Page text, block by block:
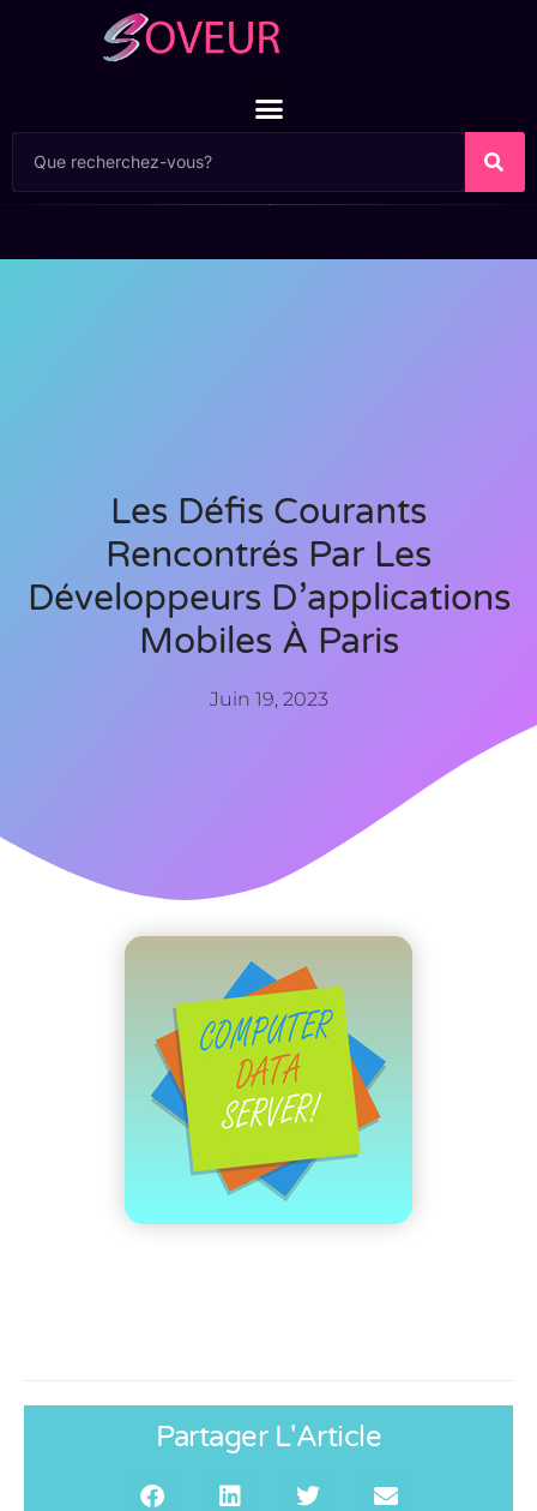
Les Défis Courants
Rencontrés Par Les
Développeurs D’applications
Mobiles À Paris
Juin 19, 2023
Partager L'Article